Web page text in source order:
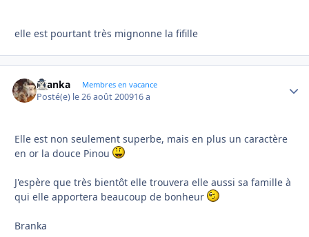
elle est pourtant très mignonne la fifille
branka Membres en vacance
Posté(e) le 26 août 200916 a
Elle est non seulement superbe, mais en plus un caractère
en or la douce Pinou
J'espère que très bientôt elle trouvera elle aussi sa famille à
qui elle apportera beaucoup de bonheur
Branka